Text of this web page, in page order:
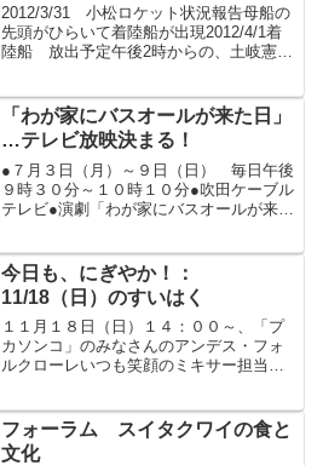
2012/3/31 小松ロケット状況報告母船の
先頭がひらいて着陸船が出現2012/4/1着
陸船 放出予定午後2時からの、土岐憲三
「わが家にバスオールが来た日」
…テレビ放映決まる！
●７月３日（月）～９日（日） 毎日午後
９時３０分～１０時１０分●吹田ケーブル
テレビ●演劇「わが家にバスオールが来た
バスオールデーイベントで大ヒット！、
お客さんが入りき...
今日も、にぎやか！：
11/18（日）のすいはく
１１月１８日（日）１４：００～、「プ
カソンコ」のみなさんのアンデス・フォ
ルクローレいつも笑顔のミキサー担当Ｍ
ープ」のお店が出ました。（きょうちゃ
ん）
フォーラム スイタクワイの食と
文化